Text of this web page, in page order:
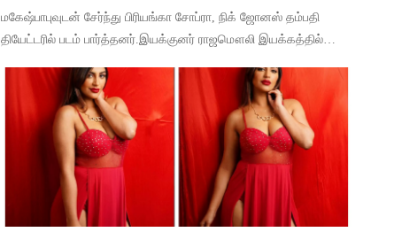
மகேஷ்பாபுவுடன் சேர்ந்து பிரியங்கா சோப்ரா, நிக் ஜோனஸ் தம்பதி
தியேட்டரில் படம் பார்த்தனர்.இயக்குனர் ராஜமௌலி இயக்கத்தில்
நடிக்கும் ‘வாரணாசி’